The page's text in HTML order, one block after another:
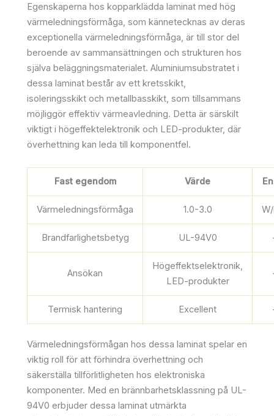
Egenskaperna hos kopparklädda laminat med hög
värmeledningsförmåga, som kännetecknas av deras
exceptionella värmeledningsförmåga, är till stor del
beroende av sammansättningen och strukturen hos
själva beläggningsmaterialet. Aluminiumsubstratet i
dessa laminat består av ett kretsskikt,
isoleringsskikt och metallbasskikt, som tillsammans
möjliggör effektiv värmeavledning. Detta är särskilt
viktigt i högeffektelektronik och LED-produkter, där
överhettning kan leda till komponentfel.
Fast egendom Värde
Värmeledningsförmåga 1.0-3.0
Brandfarlighetsbetyg UL-94V0
Ansökan
Högeffektselektronik,
LED-produkter
Termisk hantering Excellent
Värmeledningsförmågan hos dessa laminat spelar en
viktig roll för att förhindra överhettning och
säkerställa tillförlitligheten hos elektroniska
komponenter. Med en brännbarhetsklassning på UL-
94V0 erbjuder dessa laminat utmärkta